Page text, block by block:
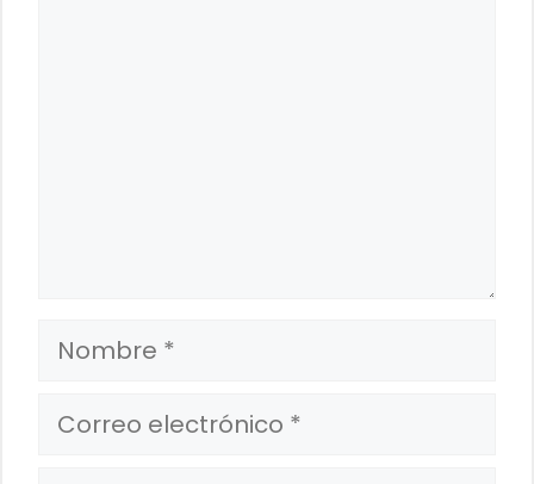
Nombre
Correo
electrónico